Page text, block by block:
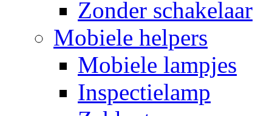
Zonder schakelaar
Mobiele helpers
Mobiele lampjes
Inspectielamp